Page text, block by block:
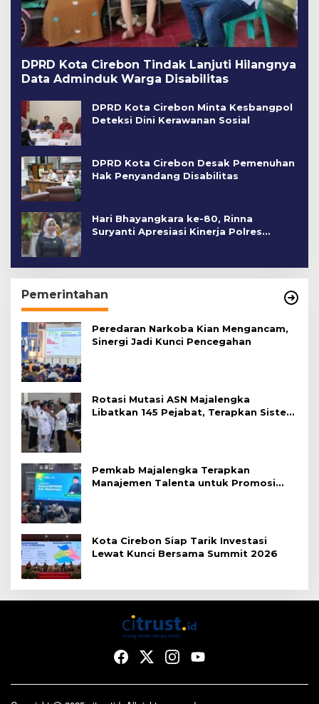
DPRD Kota Cirebon Tindak Lanjuti Hilangnya
Data Adminduk Warga Disabilitas
DPRD Kota Cirebon Minta Kesbangpol
Deteksi Dini Kerawanan Sosial
DPRD Kota Cirebon Desak Pemenuhan
Hak Penyandang Disabilitas
Hari Bhayangkara ke-80, Rinna
Suryanti Apresiasi Kinerja Polres
Pemerintahan
Peredaran Narkoba Kian Mengancam,
Sinergi Jadi Kunci Pencegahan
Rotasi Mutasi ASN Majalengka
Libatkan 145 Pejabat, Terapkan Sistem
Pemkab Majalengka Terapkan
Manajemen Talenta untuk Promosi
Kota Cirebon Siap Tarik Investasi
Lewat Kunci Bersama Summit 2026